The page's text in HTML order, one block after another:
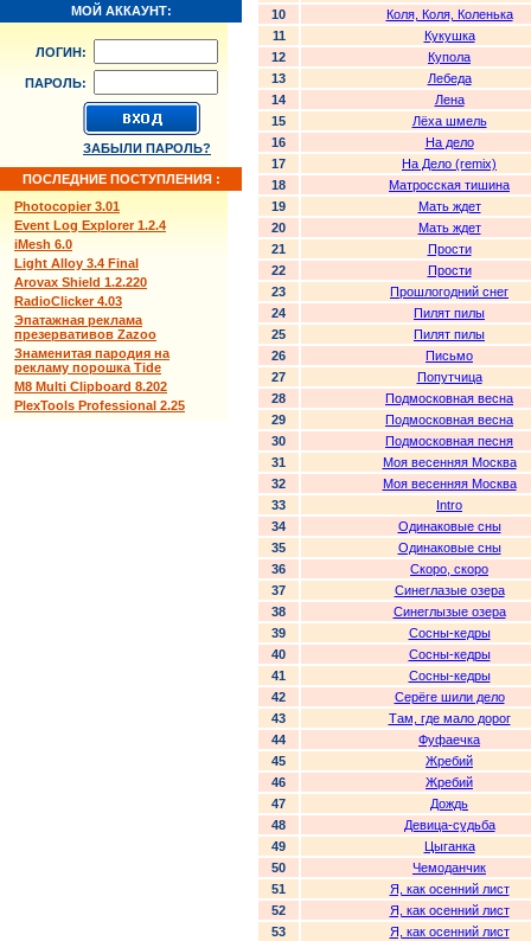
МОЙ АККАУНТ:
ЛОГИН:
ПАРОЛЬ:
ЗАБЫЛИ ПАРОЛЬ?
ПОСЛЕДНИЕ ПОСТУПЛЕНИЯ :
Photocopier 3.01
Event Log Explorer 1.2.4
iMesh 6.0
Light Alloy 3.4 Final
Arovax Shield 1.2.220
RadioClicker 4.03
Эпатажная реклама
презервативов Zazoo
Знаменитая пародия на
рекламу порошка Tide
M8 Multi Clipboard 8.202
PlexTools Professional 2.25
10
Коля, Коля, Коленька
11
Кукушка
12
Купола
13
Лебеда
14
Лена
15
Лёха шмель
16
На дело
17
На Дело (remix)
18
Матросская тишина
19
Мать ждет
20
Мать ждет
21
Прости
22
Прости
23
Прошлогодний снег
24
Пилят пилы
25
Пилят пилы
26
Письмо
27
Попутчица
28
Подмосковная весна
29
Подмосковная весна
30
Подмосковная песня
31
Моя весенняя Москва
32
Моя весенняя Москва
33
Intro
34
Одинаковые сны
35
Одинаковые сны
36
Скоро, скоро
37
Синеглазые озера
38
Синеглызые озера
39
Сосны-кедры
40
Сосны-кедры
41
Сосны-кедры
42
Серёге шили дело
43
Там, где мало дорог
44
Фуфаечка
45
Жребий
46
Жребий
47
Дождь
48
Девица-судьба
49
Цыганка
50
Чемоданчик
51
Я, как осенний лист
52
Я, как осенний лист
53
Я, как осенний лист